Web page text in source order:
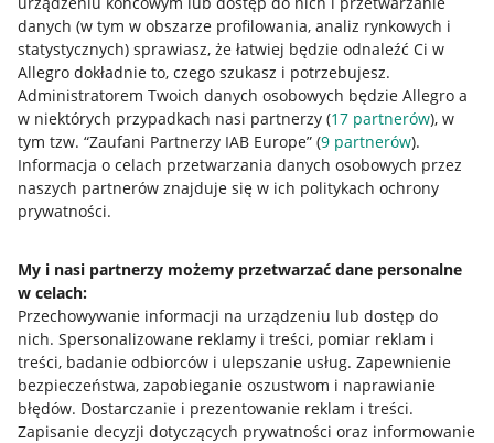
danych (w tym w obszarze profilowania, analiz rynkowych i
statystycznych) sprawiasz, że łatwiej będzie odnaleźć Ci w
Allegro dokładnie to, czego szukasz i potrzebujesz.
Administratorem Twoich danych osobowych będzie Allegro a
w niektórych przypadkach nasi partnerzy (17 partnerów), w
tym tzw. “Zaufani Partnerzy IAB Europe” (9 partnerów).
Informacja o celach przetwarzania danych osobowych przez
naszych partnerów znajduje się w ich politykach ochrony
prywatności.
My i nasi partnerzy możemy przetwarzać dane personalne
w celach:
Przechowywanie informacji na urządzeniu lub dostęp do
nich. Spersonalizowane reklamy i treści, pomiar reklam i
treści, badanie odbiorców i ulepszanie usług. Zapewnienie
bezpieczeństwa, zapobieganie oszustwom i naprawianie
błędów. Dostarczanie i prezentowanie reklam i treści.
Zapisanie decyzji dotyczących prywatności oraz informowanie
Przydatne informacje
Jak to działa
Allegro Gadane dla sprzedających
Allegro Gadane dla kupujących
Mapa miejscowości
Informacje prawne